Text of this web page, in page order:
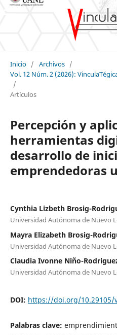
Inicio / Archivos /
Vol. 12 Núm. 2 (2026):
/
Artículos
Percepción y
herramientas
desarrollo de
emprendedoras
Cynthia Lizbeth Brosig-
Universidad Autónoma de Nuevo
Mayra Elizabeth Brosig-
Universidad Autónoma de Nuevo
Claudia Ivonne Niño-
Universidad Autónoma de Nuevo
DOI: https://doi.org/10.29105/
Palabras clave: